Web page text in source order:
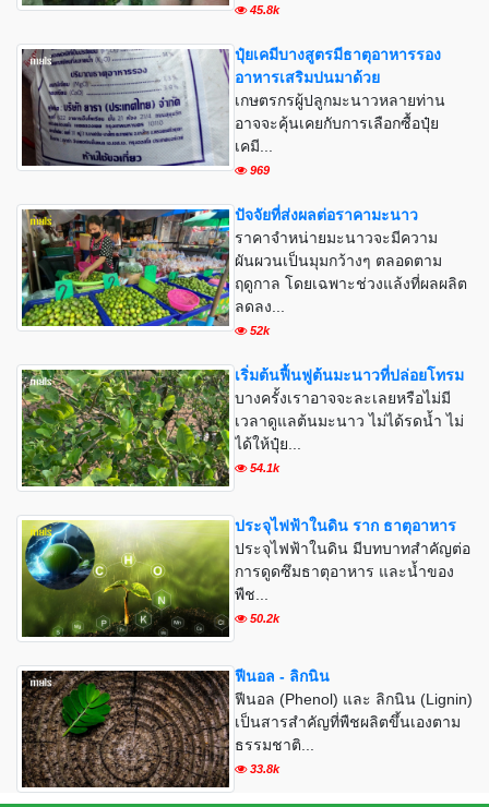
45.8k
ปุ๋ยเคมีบางสูตรมีธาตุอาหารรอง
อาหารเสริมปนมาด้วย
เกษตรกรผู้ปลูกมะนาวหลายท่าน
อาจจะคุ้นเคยกับการเลือกซื้อปุ๋ย
เคมี...
969
ปัจจัยที่ส่งผลต่อราคามะนาว
ราคาจำหน่ายมะนาวจะมีความ
ผันผวนเป็นมุมกว้างๆ ตลอดตาม
ฤดูกาล โดยเฉพาะช่วงแล้งที่ผลผลิต
ลดลง...
52k
เริ่มต้นฟื้นฟูต้นมะนาวที่ปล่อยโทรม
บางครั้งเราอาจจะละเลยหรือไม่มี
เวลาดูแลต้นมะนาว ไม่ได้รดน้ำ ไม่
ได้ให้ปุ๋ย...
54.1k
ประจุไฟฟ้าในดิน ราก ธาตุอาหาร
ประจุไฟฟ้าในดิน มีบทบาทสำคัญต่อ
การดูดซึมธาตุอาหาร และน้ำของ
พืช...
50.2k
ฟีนอล - ลิกนิน
ฟีนอล (Phenol) และ ลิกนิน (Lignin)
เป็นสารสำคัญที่พืชผลิตขึ้นเองตาม
ธรรมชาติ...
33.8k